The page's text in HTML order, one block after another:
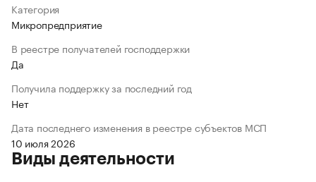
Категория
Микропредприятие
В реестре получателей господдержки
Да
Получила поддержку за последний год
Нет
Дата последнего изменения в реестре субъектов МСП
10 июля 2026
Виды деятельности